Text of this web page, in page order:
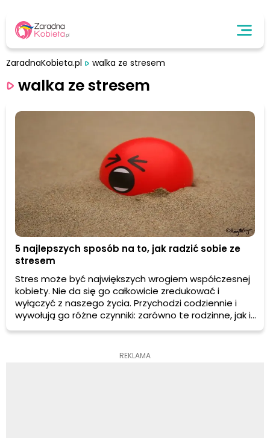
ZaradnaKobieta.pl walka ze stresem
walka ze stresem
5 najlepszych sposób na to, jak radzić sobie ze
stresem
Stres może być największych wrogiem współczesnej
kobiety. Nie da się go całkowicie zredukować i
wyłączyć z naszego życia. Przychodzi codziennie i
wywołują go różne czynniki: zarówno te rodzinne, jak i
wiążące się z pracą lub studiami. Można jednak
pozostawać jedynie pod wpływem eustessu – czyli
REKLAMA